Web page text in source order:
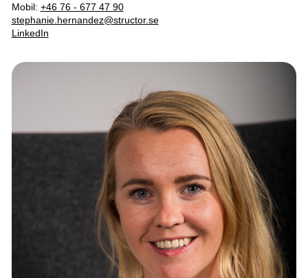
Mobil: +46 76 - 677 47 90
stephanie.hernandez@structor.se
LinkedIn